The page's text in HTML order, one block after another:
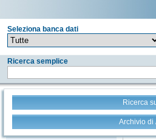
Seleziona banca dati
Ricerca semplice
Ricerca
Archivio di
Stampa - Email - Export Tutto